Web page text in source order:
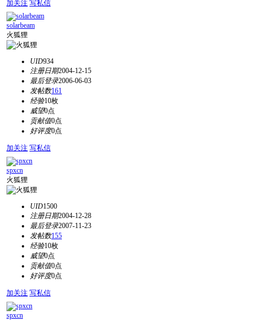
加关注 写私信
solarbeam
火狐狸
UID934
注册日期2004-12-15
最后登录2006-06-03
发帖数161
经验10枚
威望0点
贡献值0点
好评度0点
加关注 写私信
spxcn
火狐狸
UID1500
注册日期2004-12-28
最后登录2007-11-23
发帖数155
经验10枚
威望0点
贡献值0点
好评度0点
加关注 写私信
spxcn